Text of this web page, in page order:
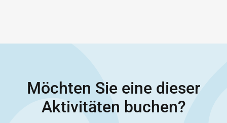
Möchten Sie eine dieser
Aktivitäten buchen?